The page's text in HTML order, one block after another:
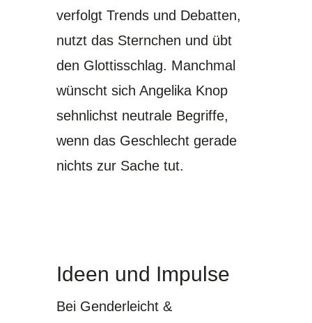
verfolgt Trends und Debatten,
nutzt das Sternchen und übt
den Glottisschlag. Manchmal
wünscht sich Angelika Knop
sehnlichst neutrale Begriffe,
wenn das Geschlecht gerade
nichts zur Sache tut.
Ideen und Impulse
Bei Genderleicht &